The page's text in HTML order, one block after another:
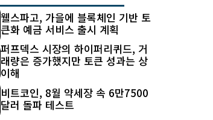
웰스파고, 가을에 블록체인 기반 토
큰화 예금 서비스 출시 계획
퍼프덱스 시장의 하이퍼리퀴드, 거
래량은 증가했지만 토큰 성과는 상
이해
비트코인, 8월 약세장 속 6만7500
달러 돌파 테스트